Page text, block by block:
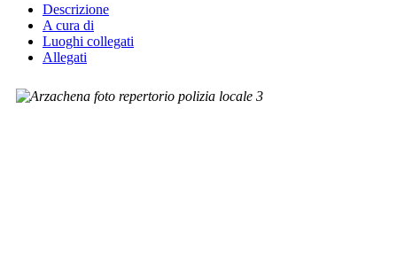
Descrizione
A cura di
Luoghi collegati
Allegati